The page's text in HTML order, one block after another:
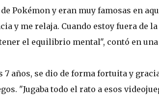
Pokémon y eran muy famosas en
y me relaja. Cuando estoy fuera de
el equilibrio mental", contó en
7 años, se dio de forma fortuita y
"Jugaba todo el rato a esos